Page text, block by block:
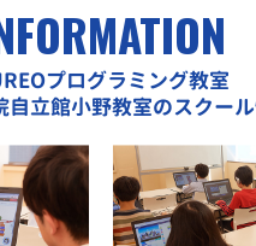
プログラミング教室
自立館小野教室のスクー